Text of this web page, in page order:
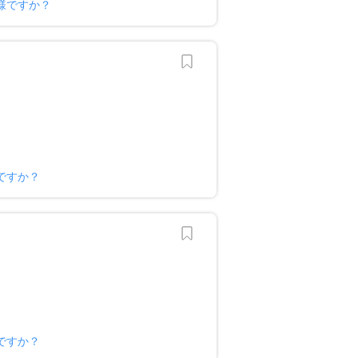
ですか？
すか？
すか？